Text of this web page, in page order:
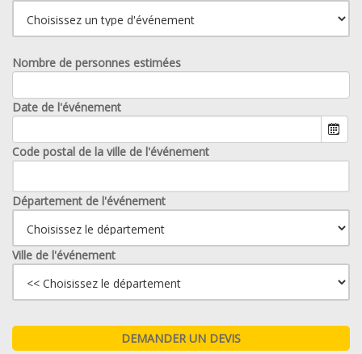
Nombre de personnes estimées
Date de l'événement
Code postal de la ville de l'événement
Département de l'événement
Ville de l'événement